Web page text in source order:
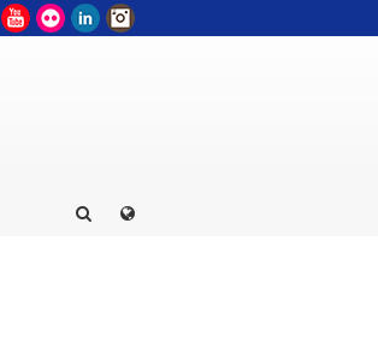
FacebookYouTube
Flickr LinkedIn